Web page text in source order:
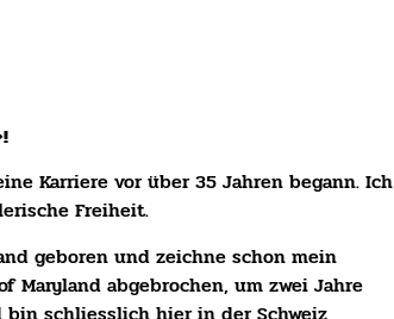
Karriere vor über 35 Jahren begann. Ich
Freiheit.
geboren und zeichne schon mein
Maryland abgebrochen, um zwei Jahre